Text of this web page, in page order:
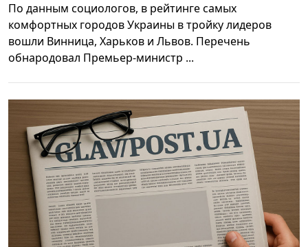
По данным социологов, в рейтинге самых
комфортных городов Украины в тройку лидеров
вошли Винница, Харьков и Львов. Перечень
обнародовал Премьер-министр ...